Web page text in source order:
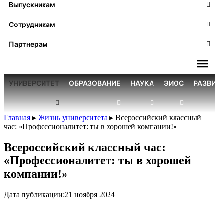
Выпускникам
Сотрудникам
Партнерам
УНИВЕРСИТЕТ ОБРАЗОВАНИЕ НАУКА ЭИОС
Главная ▸ Жизнь университета ▸ Всероссийский классный
час: «Профессионалитет: ты в хорошей компании!»
Всероссийский классный час:
«Профессионалитет: ты в хорошей
компании!»
Дата публикации:21 ноября 2024